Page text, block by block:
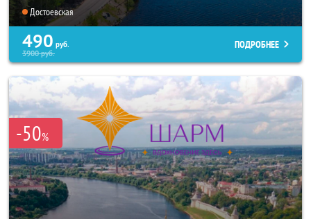
Достоевская
490 руб.
3900руб.
ПОДРОБНЕЕ
-50%